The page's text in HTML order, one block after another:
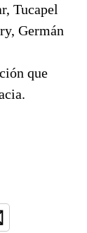
Tucapel
Germán
que